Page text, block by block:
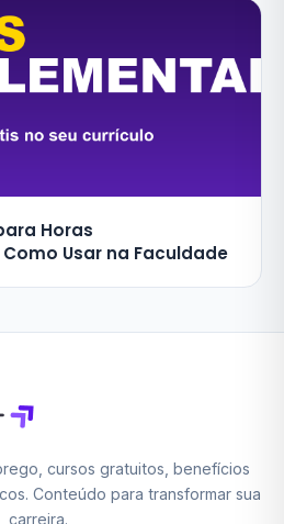
Horas
Usar na Faculdade
cursos gratuitos, benefícios
Conteúdo para transformar sua
carreira.